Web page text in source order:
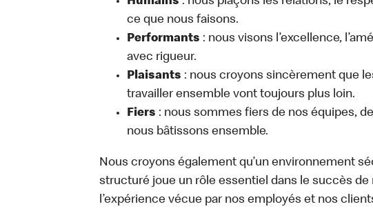
ce que nous faisons.
Performants : nous visons l’excellence,
avec rigueur.
Plaisants : nous croyons sincèrement que
travailler ensemble vont toujours plus loin.
Fiers : nous sommes fiers de nos équipes,
nous bâtissons ensemble.
Nous croyons également qu’un environnement
structuré joue un rôle essentiel dans le succès de
l’expérience vécue par nos employés et nos